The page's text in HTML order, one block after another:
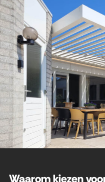
Waarom kiezen